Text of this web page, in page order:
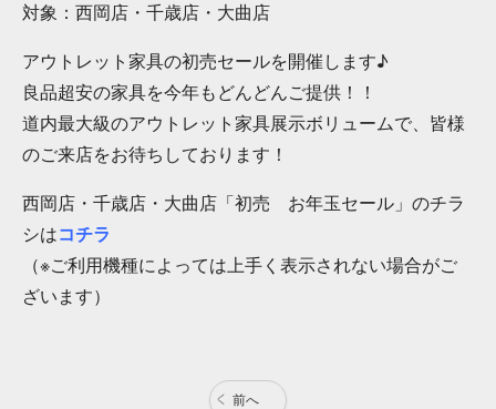
対象：西岡店・千歳店・大曲店
アウトレット家具の初売セールを開催します♪
良品超安の家具を今年もどんどんご提供！！
道内最大級のアウトレット家具展示ボリュームで、皆様
のご来店をお待ちしております！
西岡店・千歳店・大曲店「初売 お年玉セール」のチラ
シはコチラ
（※ご利用機種によっては上手く表示されない場合がご
ざいます）
前へ